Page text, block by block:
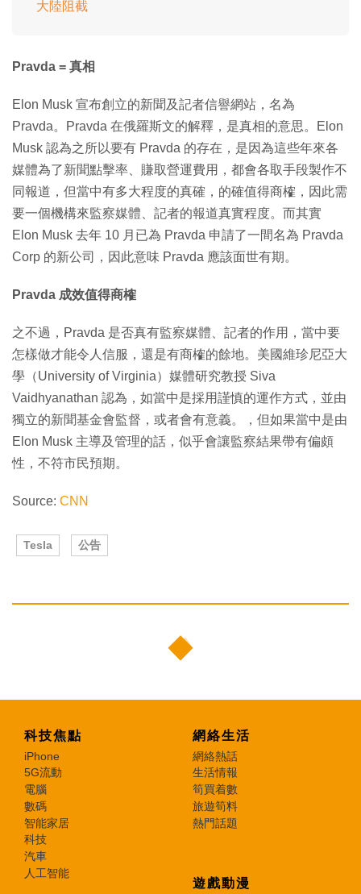
大陸阻截
Pravda = 真相
Elon Musk 宣布創立的新聞及記者信譽網站，名為
Pravda。Pravda 在俄羅斯文的解釋，是真相的意思。Elon
Musk 認為之所以要有 Pravda 的存在，是因為這些年來各
媒體為了新聞點擊率、賺取營運費用，都會各取手段製作不
同報道，但當中有多大程度的真確，的確值得商榷，因此需
要一個機構來監察媒體、記者的報道真實程度。而其實
Elon Musk 去年 10 月已為 Pravda 申請了一間名為 Pravda
Corp 的新公司，因此意味 Pravda 應該面世有期。
Pravda 成效值得商榷
之不過，Pravda 是否真有監察媒體、記者的作用，當中要
怎樣做才能令人信服，還是有商榷的餘地。美國維珍尼亞大
學（University of Virginia）媒體研究教授 Siva
Vaidhyanathan 認為，如當中是採用謹慎的運作方式，並由
獨立的新聞基金會監督，或者會有意義。，但如果當中是由
Elon Musk 主導及管理的話，似乎會讓監察結果帶有偏頗
性，不符市民預期。
Source: CNN
Tesla 公告
科技焦點
iPhone
5G流動
電腦
數碼
智能家居
科技
汽車
人工智能
網絡生活
網絡熱話
生活情報
筍買着數
旅遊筍料
熱門話題
遊戲動漫